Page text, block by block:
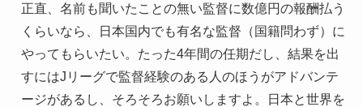
正直、名前も聞いたことの無い監督に数億円の報酬払う
くらいなら、日本国内でも有名な監督（国籍問わず）に
やってもらいたい。たった4年間の任期だし、結果を出
すにはJリーグで監督経験のある人のほうがアドバンテ
ージがあるし、そろそろお願いしますよ。日本と世界を